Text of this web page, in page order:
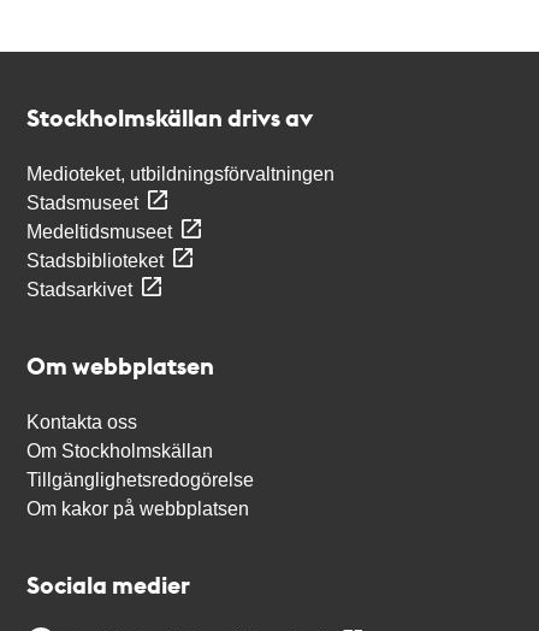
Stockholmskällan drivs av
Medioteket, utbildningsförvaltningen
Stadsmuseet
Medeltidsmuseet
Stadsbiblioteket
Stadsarkivet
Om webbplatsen
Kontakta oss
Om Stockholmskällan
Tillgänglighetsredogörelse
Om kakor på webbplatsen
Sociala medier